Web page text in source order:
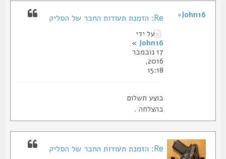
Re: הזמנת תעודות החבר של הסליק
על ידי
John16
»
17 נובמבר
2016,
15:18
בוצע תשלום
בהצלחה .
John16
Re: הזמנת תעודות החבר של הסליק